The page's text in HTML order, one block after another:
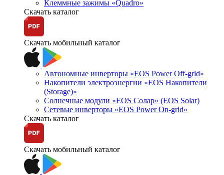
Клеммные зажимы «Quadro»
Скачать каталог
Скачать мобильный каталог
Автономные инверторы «EOS Power Off-grid»
Накопители электроэнергии «EOS Накопители
(Storage)»
Солнечные модули «EOS Солар» (EOS Solar)
Сетевые инверторы «EOS Power On-grid»
Скачать каталог
Скачать мобильный каталог